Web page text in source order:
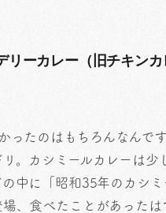
リーカレー（旧チキンカ
ったのはもちろんなんで
。カシミールカレーは少
中に「昭和35年のカシミ
、食べたことがあったは